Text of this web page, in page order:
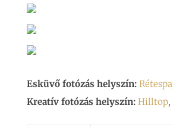
Esküvő fotózás helyszín:
Kreatív fotózás helyszín: Hilltop